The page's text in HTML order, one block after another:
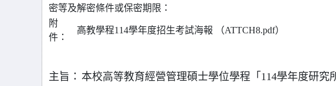
密等及解密條件或保密期限：
附
件：
高教學程114學年度招生考試海報 （ATTCH8.pdf）
主旨： 本校高等教育經營管理碩士學位學程「114學年度研究